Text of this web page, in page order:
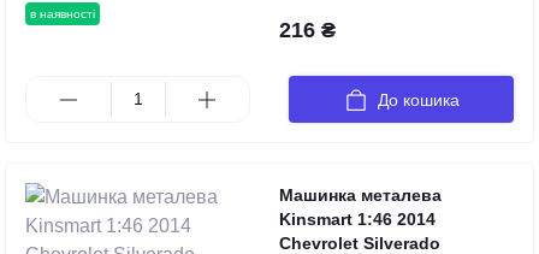
в наявності
216 ₴
До кошика
Машинка металева
Kinsmart 1:46 2014
Chevrolet Silverado